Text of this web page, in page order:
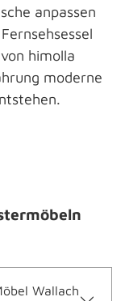
anpassen
himolla
moderne
Wallach